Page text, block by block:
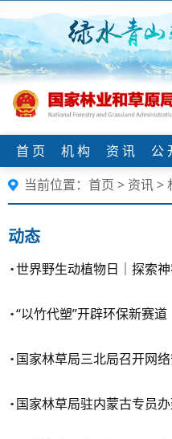
首 页 机 构 资 讯 公
当前位置： 首页 > 资讯>
动态
“以竹代塑”开辟环保新赛道
国家林草局驻内蒙古专员